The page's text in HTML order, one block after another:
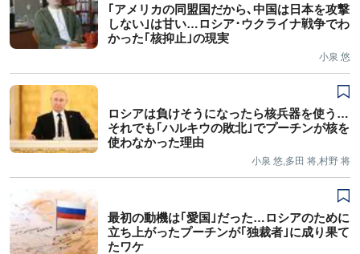
｢アメリカの同盟国だから､中国は日本を攻撃
しない｣は甘い…ロシア･ウクライナ戦争でわ
かった｢核抑止｣の現実
小泉 悠
ロシアは負けそうになったら核兵器を使う…
それでも｢ハルキウの敗北｣でプーチンが核を
使わなかった理由
小泉 悠,多田 将,村野 将
最初の動機は｢愛国｣だった…ロシアのために
立ち上がったプーチンが｢独裁者｣に成り果て
たワケ